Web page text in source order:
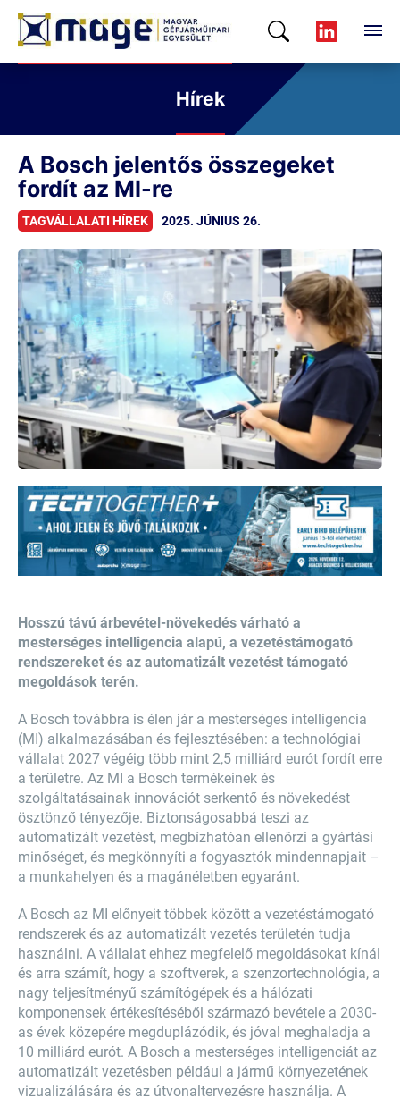
Hírek
A Bosch jelentős összegeket
fordít az MI-re
TAGVÁLLALATI HÍREK 2025. JÚNIUS 26.
Hosszú távú árbevétel-növekedés várható a
mesterséges intelligencia alapú, a vezetéstámogató
rendszereket és az automatizált vezetést támogató
megoldások terén.
A Bosch továbbra is élen jár a mesterséges intelligencia
(MI) alkalmazásában és fejlesztésében: a technológiai
vállalat 2027 végéig több mint 2,5 milliárd eurót fordít erre
a területre. Az MI a Bosch termékeinek és
szolgáltatásainak innovációt serkentő és növekedést
ösztönző tényezője. Biztonságosabbá teszi az
automatizált vezetést, megbízhatóan ellenőrzi a gyártási
minőséget, és megkönnyíti a fogyasztók mindennapjait –
a munkahelyen és a magánéletben egyaránt.
A Bosch az MI előnyeit többek között a vezetéstámogató
rendszerek és az automatizált vezetés területén tudja
használni. A vállalat ehhez megfelelő megoldásokat kínál
és arra számít, hogy a szoftverek, a szenzortechnológia, a
nagy teljesítményű számítógépek és a hálózati
komponensek értékesítéséből származó bevétele a 2030-
as évek közepére megduplázódik, és jóval meghaladja a
10 milliárd eurót. A Bosch a mesterséges intelligenciát az
automatizált vezetésben például a jármű környezetének
vizualizálására és az útvonaltervezésre használja. A